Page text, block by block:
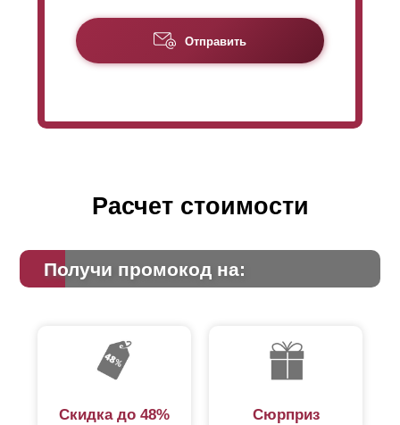
Отправить
Расчет стоимости
Получи промокод на:
Скидка до 48% Сюрприз